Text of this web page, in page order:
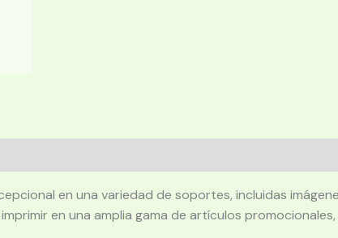
en una variedad de soportes, incluidas
en una amplia gama de artículos